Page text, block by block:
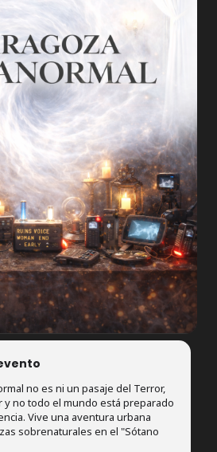
no es ni un pasaje del Terror,
y no todo el mundo está preparado
Vive una aventura urbana
sobrenaturales en el "Sótano